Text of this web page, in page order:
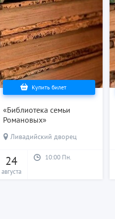
«Библиотека семьи
Романовых»
Ливадийский дворец
24
августа
10:00 Пн.
Купить билет